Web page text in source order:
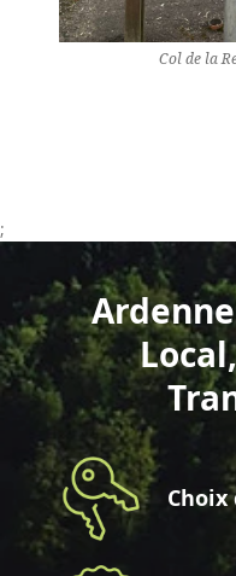
Col de la
;
Choix